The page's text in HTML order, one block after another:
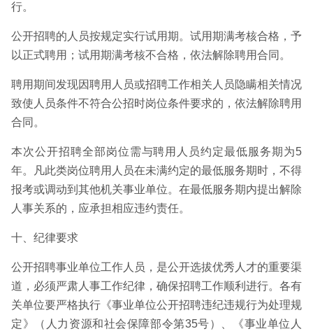
行。
公开招聘的人员按规定实行试用期。试用期满考核合格，予
以正式聘用；试用期满考核不合格，依法解除聘用合同。
聘用期间发现因聘用人员或招聘工作相关人员隐瞒相关情况
致使人员条件不符合公招时岗位条件要求的，依法解除聘用
合同。
本次公开招聘全部岗位需与聘用人员约定最低服务期为5
年。凡此类岗位聘用人员在未满约定的最低服务期时，不得
报考或调动到其他机关事业单位。在最低服务期内提出解除
人事关系的，应承担相应违约责任。
十、纪律要求
公开招聘事业单位工作人员，是公开选拔优秀人才的重要渠
道，必须严肃人事工作纪律，确保招聘工作顺利进行。各有
关单位要严格执行《事业单位公开招聘违纪违规行为处理规
定》（人力资源和社会保障部令第35号）、《事业单位人